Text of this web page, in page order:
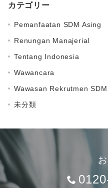
カテゴリー
Pemanfaatan SDM Asing
Renungan Manajerial
Tentang Indonesia
Wawancara
Wawasan Rekrutmen
未分類